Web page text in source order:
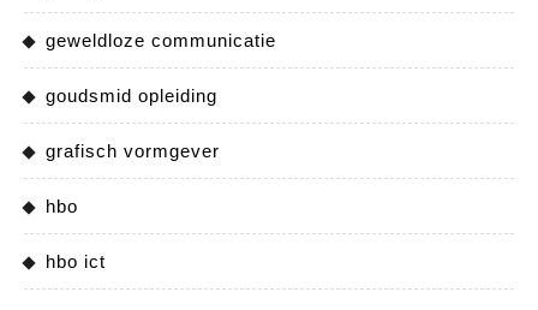
geweldloze communicatie
goudsmid opleiding
grafisch vormgever
hbo
hbo ict